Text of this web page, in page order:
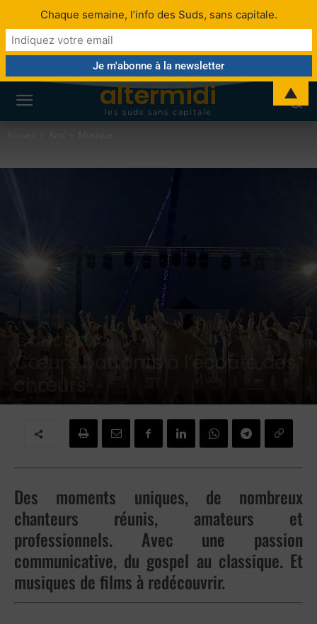
altermidi
les suds sans capitale
Musique
Concerts:
Cœurs battants à l’écoute des
chœurs
Par Michele Fizaine - 25 juin 2026
Des moments uniques, de nombreux
chanteurs réunis, amateurs et
professionnels. Avec une passion
communicative, du gospel au classique. Et
musiques de films à redécouvrir.
Chaque semaine, l’info des Suds, sans capitale.
▲